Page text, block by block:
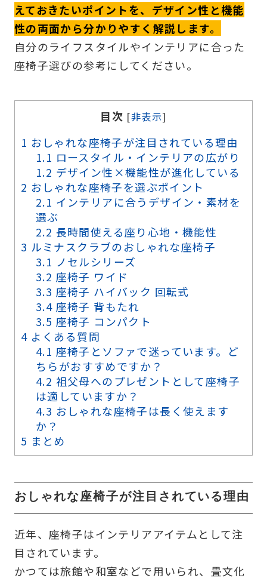
えておきたいポイントを、デザイン性と機能
性の両面から分かりやすく解説します。
自分のライフスタイルやインテリアに合った
座椅子選びの参考にしてください。
目次 [非表示]
1 おしゃれな座椅子が注目されている理由
1.1 ロースタイル・インテリアの広がり
1.2 デザイン性×機能性が進化している
2 おしゃれな座椅子を選ぶポイント
2.1 インテリアに合うデザイン・素材を
選ぶ
2.2 長時間使える座り心地・機能性
3 ルミナスクラブのおしゃれな座椅子
3.1 ノセルシリーズ
3.2 座椅子 ワイド
3.3 座椅子 ハイバック 回転式
3.4 座椅子 背もたれ
3.5 座椅子 コンパクト
4 よくある質問
4.1 座椅子とソファで迷っています。ど
ちらがおすすめですか？
4.2 祖父母へのプレゼントとして座椅子
は適していますか？
4.3 おしゃれな座椅子は長く使えます
か？
5 まとめ
おしゃれな座椅子が注目されている理由
近年、座椅子はインテリアアイテムとして注
目されています。
かつては旅館や和室などで用いられ、畳文化